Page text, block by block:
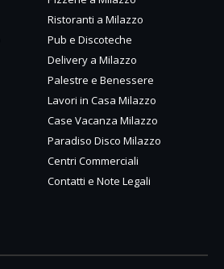
Ristoranti a Milazzo
Pub e Discoteche
Delivery a Milazzo
Palestre e Benessere
Lavori in Casa Milazzo
Case Vacanza Milazzo
Paradiso Disco Milazzo
Centri Commerciali
Contatti e Note Legali